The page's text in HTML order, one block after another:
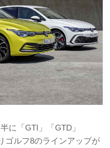
に「GTI」「GTD」
ゴルフ8のラインアップが